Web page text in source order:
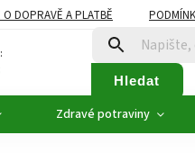
DOPRAVĚ A PLATBĚ
ZDRAVÉ POTRAVINY NOVINKY
Hledat
Zdravé potraviny